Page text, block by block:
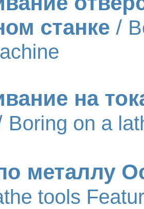
станке /
на
Boring on a
металлу
tools